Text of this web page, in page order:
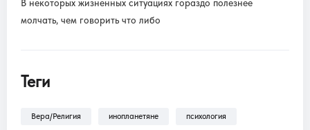
В некоторых жизненных ситуациях гораздо полезнее
молчать, чем говорить что либо
Теги
Вера/Религия инопланетяне психология